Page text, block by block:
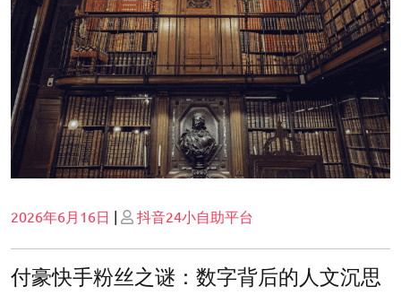
Posted
2026年6月16日 | Posted
抖音24小自助平台
付豪快手粉丝之谜：数字背后的人文沉思